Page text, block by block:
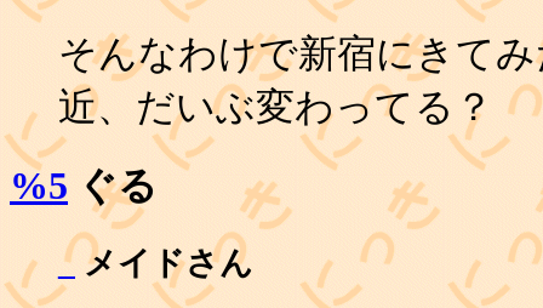
そんなわけで新宿にきて
近、だいぶ変わってる？
%5 ぐる
_ メイドさん